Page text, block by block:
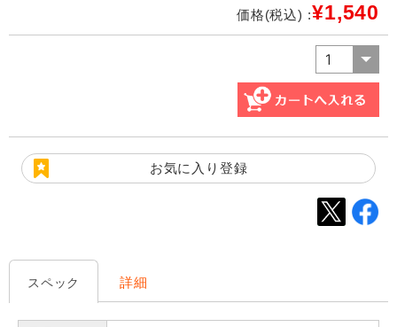
価格(税込) :¥1,540
お気に入り登録
スペック 詳細